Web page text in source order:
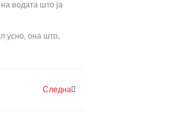
водата што ја
усно, она што,
Следна